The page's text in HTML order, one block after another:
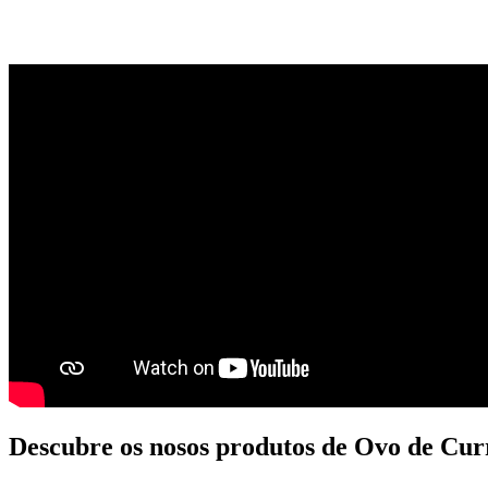
Descubre os nosos produtos de Ovo de